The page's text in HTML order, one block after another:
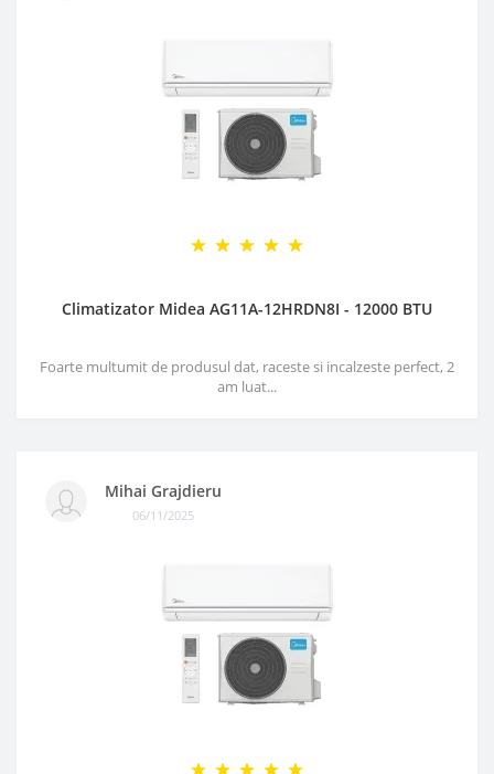
Climatizator Midea AG11A-12HRDN8I - 12000 BTU
Foarte multumit de produsul dat, raceste si incalzeste perfect, 2
am luat...
Mihai Grajdieru
06/11/2025